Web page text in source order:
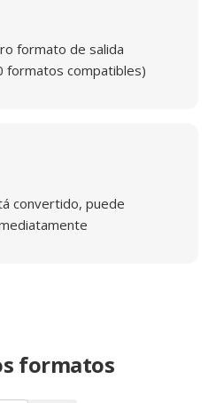
formato de salida
formatos compatibles)
convertido, puede
formatos